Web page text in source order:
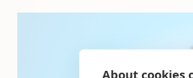
About cookies